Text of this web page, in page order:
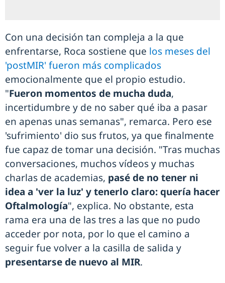
Con una decisión tan compleja a la que
enfrentarse, Roca sostiene que los meses del
'postMIR' fueron más complicados
emocionalmente que el propio estudio.
"Fueron momentos de mucha duda,
incertidumbre y de no saber qué iba a pasar
en apenas unas semanas", remarca. Pero ese
'sufrimiento' dio sus frutos, ya que finalmente
fue capaz de tomar una decisión. "Tras muchas
conversaciones, muchos vídeos y muchas
charlas de academias, pasé de no tener ni
idea a 'ver la luz' y tenerlo claro: quería hacer
Oftalmología", explica. No obstante, esta
rama era una de las tres a las que no pudo
acceder por nota, por lo que el camino a
seguir fue volver a la casilla de salida y
presentarse de nuevo al MIR.